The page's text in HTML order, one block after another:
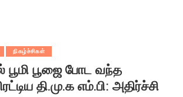
நிகழ்ச்சிகள்
பூமி பூஜை போட வந்த
தி.மு.க எம்.பி: அதிர்ச்சி